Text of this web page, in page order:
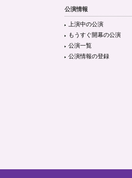
公演情報
上演中の公演
もうすぐ開幕の公演
公演一覧
公演情報の登録